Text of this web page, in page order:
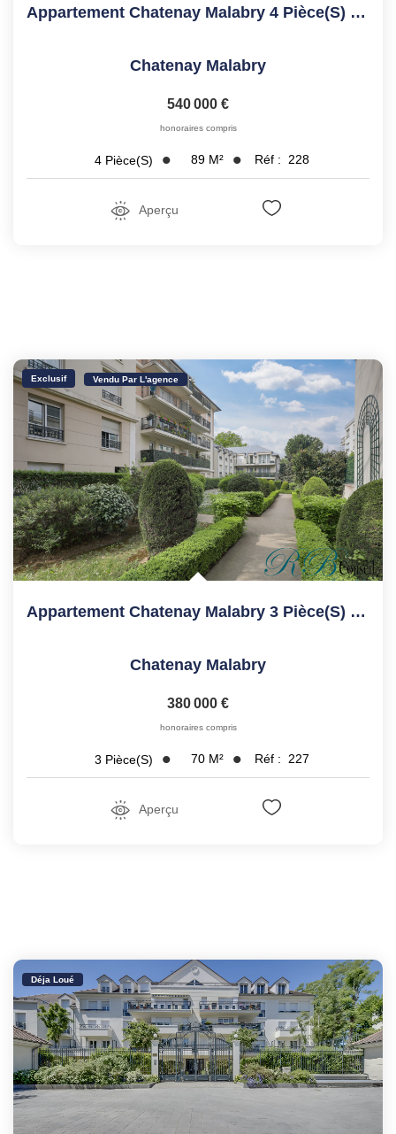
Appartement Chatenay Malabry 4 Pièce(s) 89.41 M2
Chatenay Malabry
540 000 €
honoraires compris
4 Pièce(s) 89 M² Réf : 228
Aperçu
Exclusif Vendu Par L'agence
Appartement Chatenay Malabry 3 Pièce(s) 70.1 M2
Chatenay Malabry
380 000 €
honoraires compris
3 Pièce(s) 70 M² Réf : 227
Aperçu
Déja Loué